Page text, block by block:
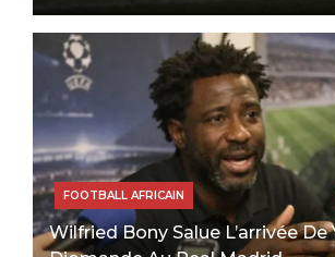
FOOTBALL AFRICAIN
Wilfried Bony Salue L’arrivée De